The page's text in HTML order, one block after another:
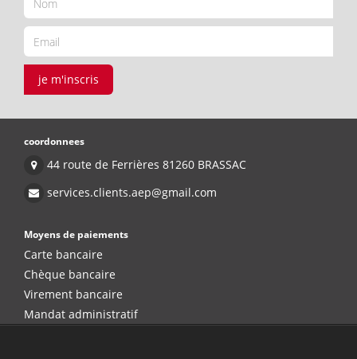
je m'inscris
coordonnees
44 route de Ferrières 81260 BRASSAC
services.clients.aep@gmail.com
Moyens de paiements
Carte bancaire
Chèque bancaire
Virement bancaire
Mandat administratif